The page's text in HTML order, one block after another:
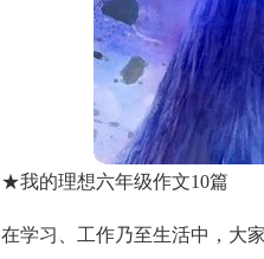
★我的理想六年级作文10篇
在学习、工作乃至生活中，大